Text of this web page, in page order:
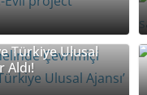
Çevrimiçi
Türkiye Ulusal
Aldı!